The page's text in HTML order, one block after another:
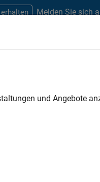
Melden Sie sich
View
product:
und Angebote